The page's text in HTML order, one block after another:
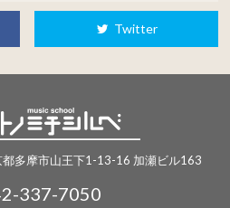
Twitter
多摩市山王下1-13-16 加瀬ビル163
337-7050